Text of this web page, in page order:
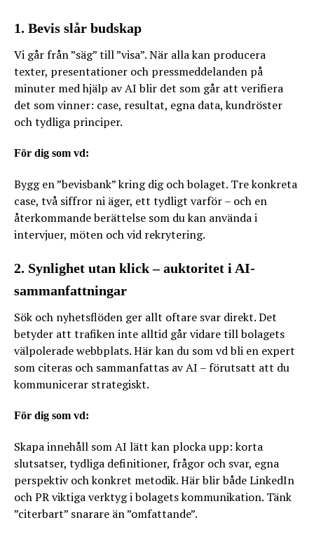
1. Bevis slår budskap
Vi går från ”säg” till ”visa”. När alla kan producera
texter, presentationer och pressmeddelanden på
minuter med hjälp av AI blir det som går att verifiera
det som vinner: case, resultat, egna data, kundröster
och tydliga principer.
För dig som vd:
Bygg en ”bevisbank” kring dig och bolaget. Tre konkreta
case, två siffror ni äger, ett tydligt varför – och en
återkommande berättelse som du kan använda i
intervjuer, möten och vid rekrytering.
2. Synlighet utan klick – auktoritet i AI-
sammanfattningar
Sök och nyhetsflöden ger allt oftare svar direkt. Det
betyder att trafiken inte alltid går vidare till bolagets
välpolerade webbplats. Här kan du som vd bli en expert
som citeras och sammanfattas av AI – förutsatt att du
kommunicerar strategiskt.
För dig som vd:
Skapa innehåll som AI lätt kan plocka upp: korta
slutsatser, tydliga definitioner, frågor och svar, egna
perspektiv och konkret metodik. Här blir både LinkedIn
och PR viktiga verktyg i bolagets kommunikation. Tänk
”citerbart” snarare än ”omfattande”.